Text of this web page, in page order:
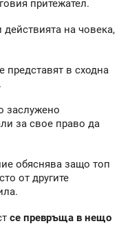
притежател.
на човека,
в сходна
заслужено
за свое право да
обяснява защо топ
от другите
се превръща в нещо